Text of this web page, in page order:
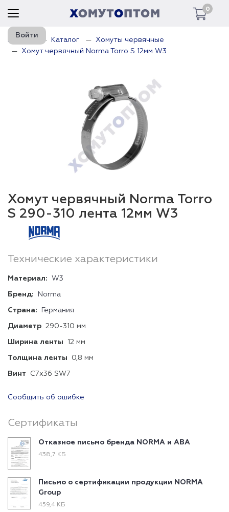
0
Войти
Главная Каталог
Хомуты червячные
Хомут червячный Norma Torro S 12мм W3
Хомут червячный Norma Torro
S 290-310 лента 12мм W3
Технические характеристики
Материал: W3
Бренд: Norma
Страна: Германия
Диаметр 290-310 мм
Ширина ленты 12 мм
Толщина ленты 0,8 мм
Винт C7x36 SW7
Сообщить об ошибке
Сертификаты
Отказное письмо бренда NORMA и ABA
438,7 КБ
Письмо о сертификации продукции NORMA
Group
459,4 КБ